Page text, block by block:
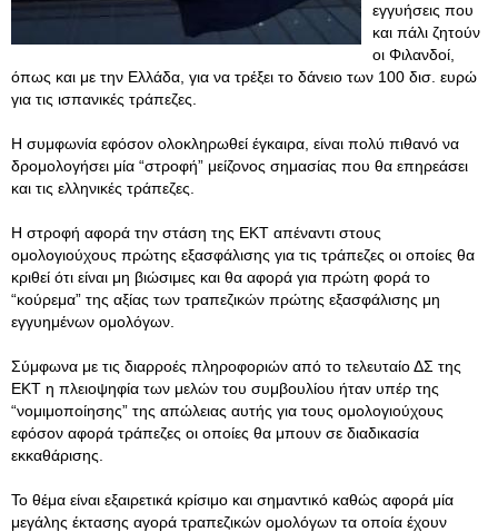
εγγυήσεις που
και πάλι ζητούν
οι Φιλανδοί,
όπως και με την Ελλάδα, για να τρέξει το δάνειο των 100 δισ. ευρώ
για τις ισπανικές τράπεζες.
Η συμφωνία εφόσον ολοκληρωθεί έγκαιρα, είναι πολύ πιθανό να
δρομολογήσει μία “στροφή” μείζονος σημασίας που θα επηρεάσει
και τις ελληνικές τράπεζες.
Η στροφή αφορά την στάση της ΕΚΤ απέναντι στους
ομολογιούχους πρώτης εξασφάλισης για τις τράπεζες οι οποίες θα
κριθεί ότι είναι μη βιώσιμες και θα αφορά για πρώτη φορά το
“κούρεμα” της αξίας των τραπεζικών πρώτης εξασφάλισης μη
εγγυημένων ομολόγων.
Σύμφωνα με τις διαρροές πληροφοριών από το τελευταίο ΔΣ της
ΕΚΤ η πλειοψηφία των μελών του συμβουλίου ήταν υπέρ της
“νομιμοποίησης” της απώλειας αυτής για τους ομολογιούχους
εφόσον αφορά τράπεζες οι οποίες θα μπουν σε διαδικασία
εκκαθάρισης.
Το θέμα είναι εξαιρετικά κρίσιμο και σημαντικό καθώς αφορά μία
μεγάλης έκτασης αγορά τραπεζικών ομολόγων τα οποία έχουν